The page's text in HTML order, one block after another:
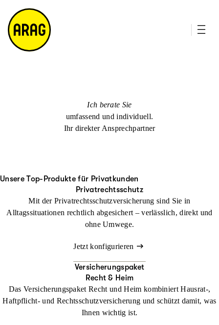
m
a
p
Ich berate Sie
umfassend und individuell.
Ihr direkter Ansprechpartner
Unsere Top-Produkte für Privatkunden
Privatrechtsschutz
Mit der Privatrechtsschutzversicherung sind Sie in
Alltagssituationen rechtlich abgesichert – verlässlich, direkt und
ohne Umwege.
Jetzt konfigurieren
Versicherungspaket
Recht & Heim
Das Versicherungspaket Recht und Heim kombiniert Hausrat-,
Haftpflicht- und Rechtsschutzversicherung und schützt damit, was
Ihnen wichtig ist.